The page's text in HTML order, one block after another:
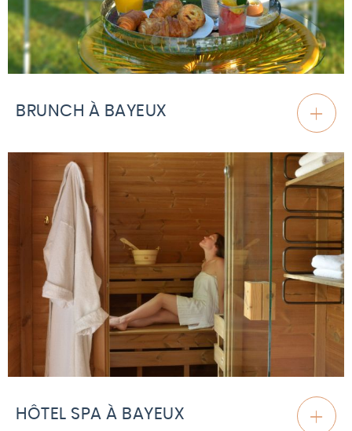
BRUNCH À BAYEUX
HÔTEL SPA À BAYEUX